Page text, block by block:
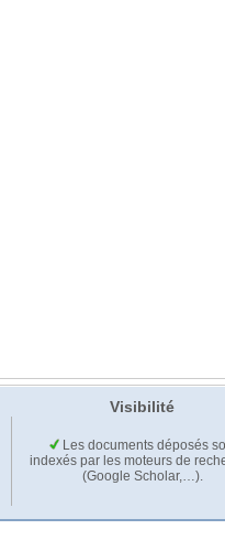
Visibilité
Les documents déposés
indexés par les moteurs de
(Google Scholar,…).